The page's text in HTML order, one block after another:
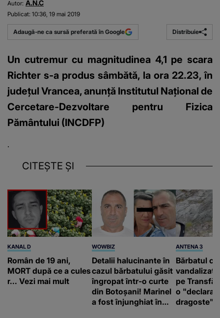
Autor: A.N.C
Publicat: 10:36, 19 mai 2019
Adaugă-ne ca sursă preferată în Google Distribuie
Un cutremur cu magnitudinea 4,1 pe scara
Richter s-a produs sâmbătă, la ora 22.23, în
judeţul Vrancea, anunţă Institutul Naţional de
Cercetare-Dezvoltare pentru Fizica
Pământului (INCDFP)
.
CITEȘTE ȘI
KANAL D
Român de 19 ani,
MORT după ce a cules
r... Vezi mai mult
WOWBIZ
Detalii halucinante în
cazul bărbatului găsit
îngropat într-o curte
din Botoșani! Marinel
a fost înjunghiat în
ANTENA 3
Bărbatul
vandalizat
pe
o
dragoste"